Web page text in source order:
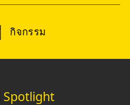
กิจกรรม
Spotlight